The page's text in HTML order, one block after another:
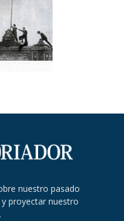
nuestro pasado
proyectar nuestro